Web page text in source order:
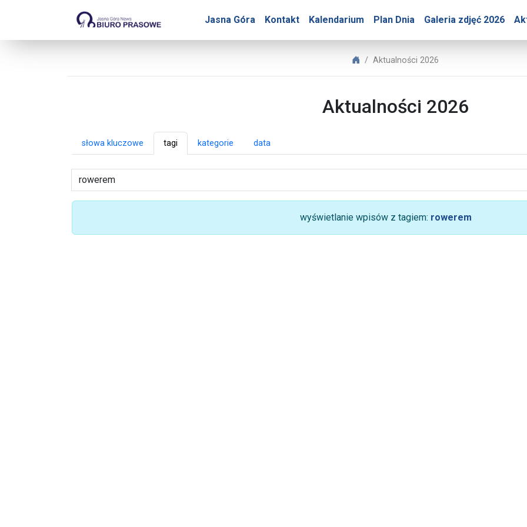
Jasna Góra Kontakt Kalendarium Plan Dnia Galeria zdjęć 2026
Biuro Prasowe Jasnej Góry – Aktualności 2026
Biuro Prasowe Jasnej Góry
Aktualności 2026
Aktualności 2026
słowa kluczowe tagi kategorie data
wyświetlanie wpisów z tagiem: rowerem